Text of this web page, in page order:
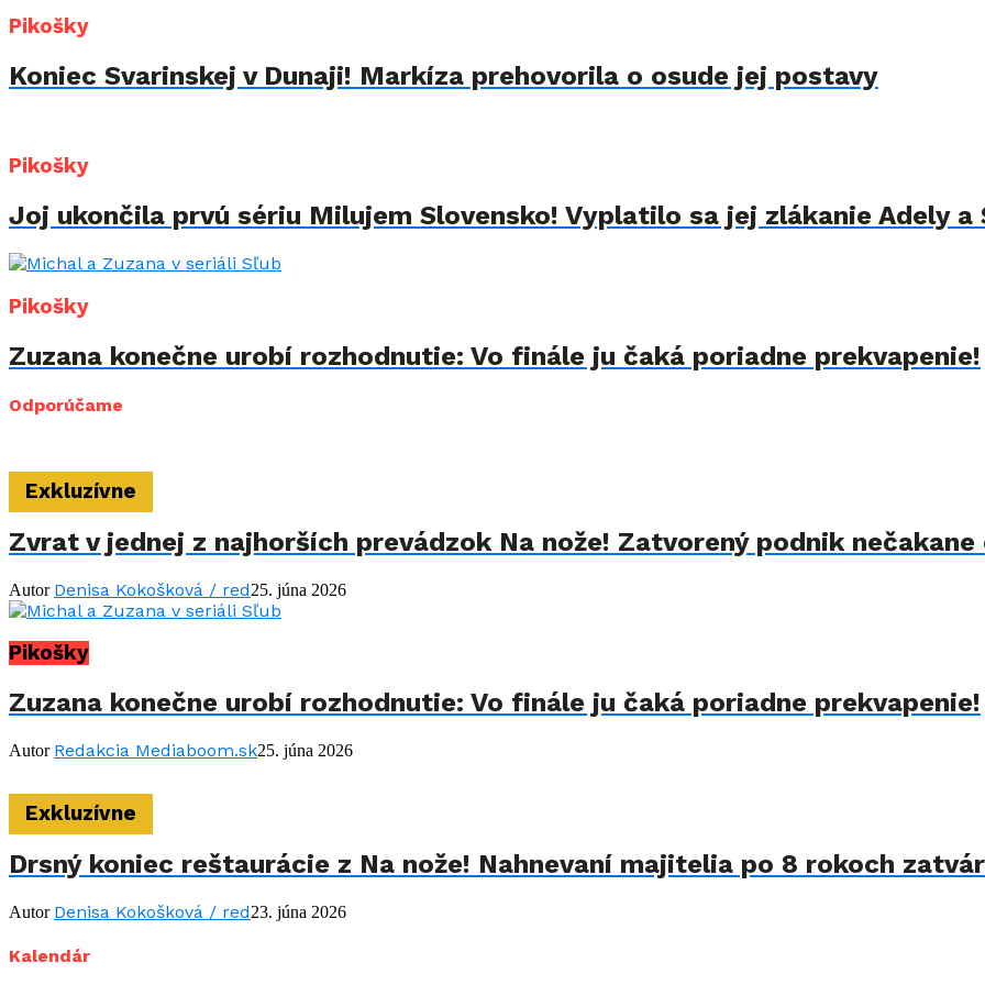
Pikošky
Koniec Svarinskej v Dunaji! Markíza prehovorila o osude jej postavy
Pikošky
Joj ukončila prvú sériu Milujem Slovensko! Vyplatilo sa jej zlákanie Adely a
Pikošky
Zuzana konečne urobí rozhodnutie: Vo finále ju čaká poriadne prekvapenie!
Odporúčame
Exkluzívne
Zvrat v jednej z najhorších prevádzok Na nože! Zatvorený podnik
Autor Denisa Kokošková / red25. júna 2026
Pikošky
Zuzana konečne urobí rozhodnutie: Vo finále ju čaká poriadne prekvapenie!
Autor Redakcia Mediaboom.sk25. júna 2026
Exkluzívne
Drsný koniec reštaurácie z Na nože! Nahnevaní majitelia po 8 rokoch
Autor Denisa Kokošková / red23. júna 2026
Kalendár